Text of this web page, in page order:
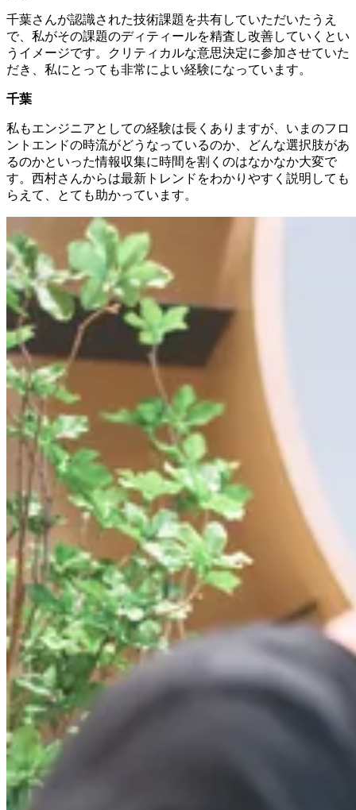
千葉さんが認識された技術課題を共有していただいたうえ
で、私がその課題のディティールを精査し改善していくとい
うイメージです。クリティカルな意思決定に参加させていた
だき、私にとっても非常によい経験になっています。
千葉
私もエンジニアとしての経験は長くありますが、いまのフロ
ントエンドの時流がどうなっているのか、どんな選択肢があ
るのかといった情報収集に時間を割くのはなかなか大変で
す。西村さんからは最新トレンドをわかりやすく説明しても
らえて、とても助かっています。